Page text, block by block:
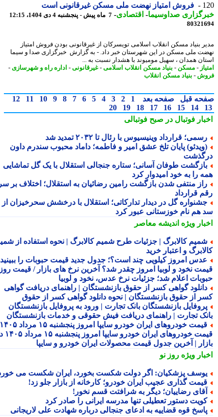
فروش امتیاز نهضت ملی مسکن غیرقانونی است
صداوسیما-اقتصادی-7 ماه پیش - پنجشنبه 4 دی 1404، 12:15
بنیاد مسکن انقلاب اسلامی تویسرکان از غیرقانونی بودن فروش امتیاز
ملی مسکن در این شهرستان خبر داد. - به گزارش خبرگزاری صدا و سیما
همدان ، سهیل مومیوند با هشدار نسبت به ...
-مسکن-بنیاد مسکن انقلاب اسلامی-غیرقانونی-اداره راه و شهرسازی-
-بنیاد مسکن انقلاب
قبل صفحه بعد 1
2
3
4
5
6
7
8
9
10
11
12
14
15
16
17
18
19
20
فوتبال در صبح فوتبالی
قرارداد وینیسیوس با رئال تا ۲۰۳۲ تمدید شد
پایان تلخ عشق امیر و فاطمه؛ داماد محبوب سندرم داون
طوفان آسانی؛ ستاره جنجالی استقلال با یک گل تماشایی
را به خود امیدوار کرد
منتفی شدن بازگشت رامین رضائیان به استقلال؛ اختلاف بر سر
قرارداد
گل در دیدار تدارکاتی؛ استقلال با درخشش سحرخیزان از
هم نام خوزستانی عبور کرد
ویژهاندیشه معاصر
کالابرگ | جزئیات طرح شمیم کالابرگ | نحوه استفاده از شمیم
و اعتبار خرید
امروز کیلویی چند است؟؛ جدول جدید قیمت حبوبات را ببینید /
نخود و لوبیا امروز چقدر شد؟ آخرین نرخ های بازار / قیمت روز
اعلام شد؛ جزئیات نرخ عدس، نخود و لوبیا
گواهی کسر از حقوق بازنشستگان | راهنمای دریافت گواهی
از حقوق بازنشستگان | نحوه دانلود گواهی کسر از حقوق
بازنشستگان بانک تجارت | ورود به پروفایل بازنشستگان
تجارت | راهنمای دریافت فیش حقوقی و خدمات بازنشستگان
قیمت خودروهای ایران خودرو سایپا امروز پنجشنبه ۱۵ مرداد ۱۴۰۵ |
قیمت خودروهای ایران خودرو سایپا امروز پنجشنبه ۱۵ مرداد ۱۴۰۵ در
| آخرین جدول قیمت محصولات ایران خودرو و سایپا
ویژهروز نو
پزشکیان: اگر دولت شکست بخورد، ایران شکست می خورد
گذاری عجیب ایران خودرو؛ کارخانه از بازار جلو زد!
رضاییان؛ دیگر به شرافتت قسم نخور!
دستور تعطیلی تنها مدرسه ایرانی را صادر کرد
قوه قضاییه به ادعای جنجالی درباره شهادت علی لاریجانی